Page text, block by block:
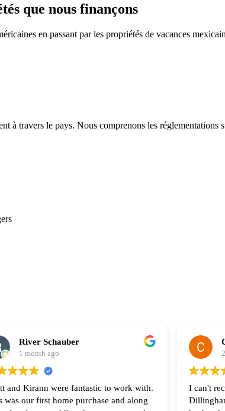
que nous finançons
en passant par les propriétés de vacances
à travers le pays. Nous comprenons les
River Schauber
1 month ago
and Kirann were fantastic to work with.
was our first home purchase and along
I can't